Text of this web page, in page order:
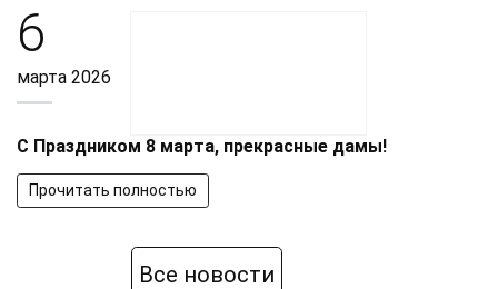
6
марта 2026
С Праздником 8 марта, прекрасные дамы!
Прочитать полностью
Все новости